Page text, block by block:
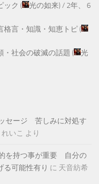
ック ( 光の如来) / 2年、 6
格言・知識・知恵トピ (
・社会の破滅の話題 (
光
セージ 苦しみに対処す
いこ より
を持つ事が重要 自分の
る可能性有り に 天音紡希